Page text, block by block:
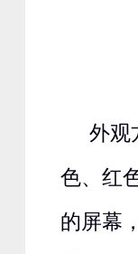
外观
色、红
的屏幕